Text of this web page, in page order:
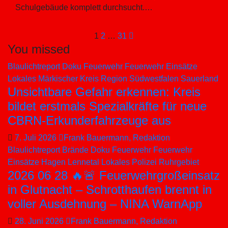
Schulgebäude komplett durchsucht.…
der
Beiträge
1 2 … 31
You missed
Blaulichtreport Doku Feuerwehr Feuerwehr Einsätze
Lokales Märkischer Kreis Region Südwestfalen Sauerland
Unsichtbare Gefahr erkennen: Kreis
bildet erstmals Spezialkräfte für neue
CBRN-Erkunderfahrzeuge aus
7. Juli 2026
Frank Bauermann, Redaktion
Blaulichtreport Brände Doku Feuerwehr Feuerwehr
Einsätze Hagen Lennetal Lokales Polizei Ruhrgebiet
2026 06 28 🔥🚨 Feuerwehrgroßeinsatz
in Glutnacht – Schrotthaufen brennt in
voller Ausdehnung – NINA WarnApp
28. Juni 2026
Frank Bauermann, Redaktion